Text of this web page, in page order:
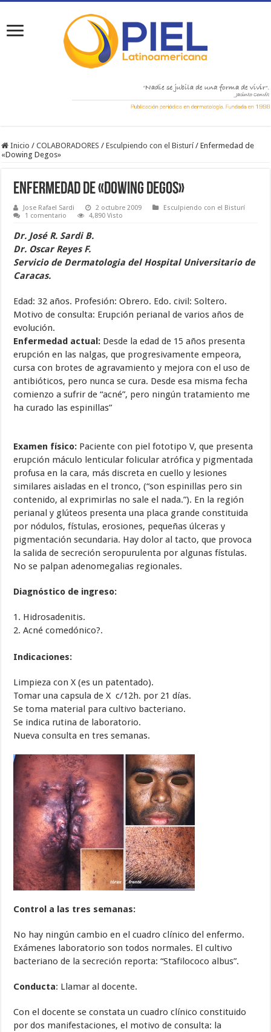
Inicio / COLABORADORES / Esculpiendo con el Bisturí / Enfermedad de
«Dowing Degos»
Enfermedad de «Dowing Degos»
Jose Rafael Sardi 2 octubre 2009
Esculpiendo con el Bisturí
1 comentario
4,890 Visto
Dr. José R. Sardi B.
Dr. Oscar Reyes F.
Servicio de Dermatologia del Hospital Universitario de
Caracas.
Edad: 32 años. Profesión: Obrero. Edo. civil: Soltero.
Motivo de consulta: Erupción perianal de varios años de
evolución.
Enfermedad actual: Desde la edad de 15 años presenta
erupción en las nalgas, que progresivamente empeora,
cursa con brotes de agravamiento y mejora con el uso de
antibióticos, pero nunca se cura. Desde esa misma fecha
comienzo a sufrir de “acné”, pero ningún tratamiento me
ha curado las espinillas”
Examen físico: Paciente con piel fototipo V, que presenta
erupción máculo lenticular folicular atrófica y pigmentada
profusa en la cara, más discreta en cuello y lesiones
similares aisladas en el tronco, (“son espinillas pero sin
contenido, al exprimirlas no sale el nada.”). En la región
perianal y glúteos presenta una placa grande constituida
por nódulos, fístulas, erosiones, pequeñas úlceras y
pigmentación secundaria. Hay dolor al tacto, que provoca
la salida de secreción seropurulenta por algunas fístulas.
No se palpan adenomegalias regionales.
Diagnóstico de ingreso:
1. Hidrosadenitis.
2. Acné comedónico?.
Indicaciones:
Limpieza con X (es un patentado).
Tomar una capsula de X c/12h. por 21 días.
Se toma material para cultivo bacteriano.
Se indica rutina de laboratorio.
Nueva consulta en tres semanas.
Control a las tres semanas:
No hay ningún cambio en el cuadro clínico del enfermo.
Exámenes laboratorio son todos normales. El cultivo
bacteriano de la secreción reporta: “Stafilococo albus”.
Conducta: Llamar al docente.
Con el docente se constata un cuadro clínico constituido
por dos manifestaciones, el motivo de consulta: la